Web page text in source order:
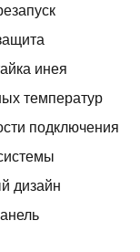
инея
температур
подключения
дизайн